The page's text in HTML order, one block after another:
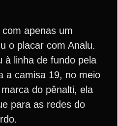
apenas um
o placar com Analu.
à linha de fundo pela
a camisa 19, no meio
do pênalti, ela
para as redes do